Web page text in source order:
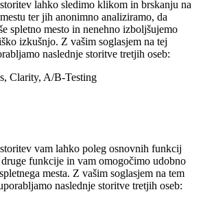
lahko sledimo klikom in brskanju na
ter jih anonimno analiziramo, da
spletno mesto in nenehno izboljšujemo
izkušnjo. Z vašim soglasjem na tej
naslednje storitve tretjih oseb:
Clarity, A/B-Testing
vam lahko poleg osnovnih funkcij
funkcije in vam omogočimo udobno
mesta. Z vašim soglasjem na tem
naslednje storitve tretjih oseb: